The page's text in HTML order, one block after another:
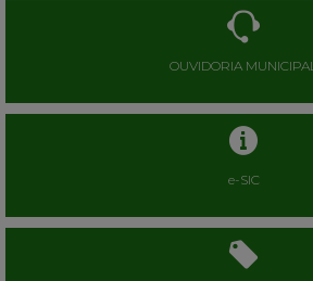
OUVIDORIA MUNICIPAL
e-SIC